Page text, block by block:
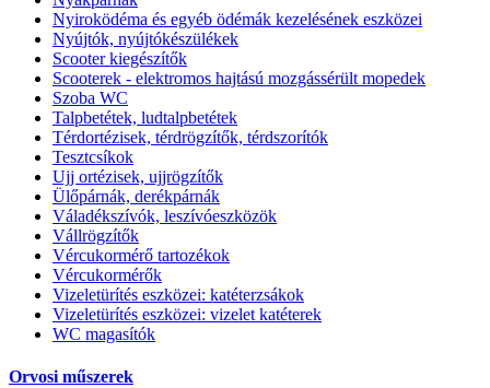
Nyiroködéma és egyéb ödémák kezelésének eszközei
Nyújtók, nyújtókészülékek
Scooter kiegészítők
Scooterek - elektromos hajtású mozgássérült mopedek
Szoba WC
Talpbetétek, ludtalpbetétek
Térdortézisek, térdrögzítők, térdszorítók
Tesztcsíkok
Ujj ortézisek, ujjrögzítők
Ülőpárnák, derékpárnák
Váladékszívók, leszívóeszközök
Vállrögzítők
Vércukormérő tartozékok
Vércukormérők
Vizeletürítés eszközei: katéterzsákok
Vizeletürítés eszközei: vizelet katéterek
WC magasítók
Orvosi műszerek